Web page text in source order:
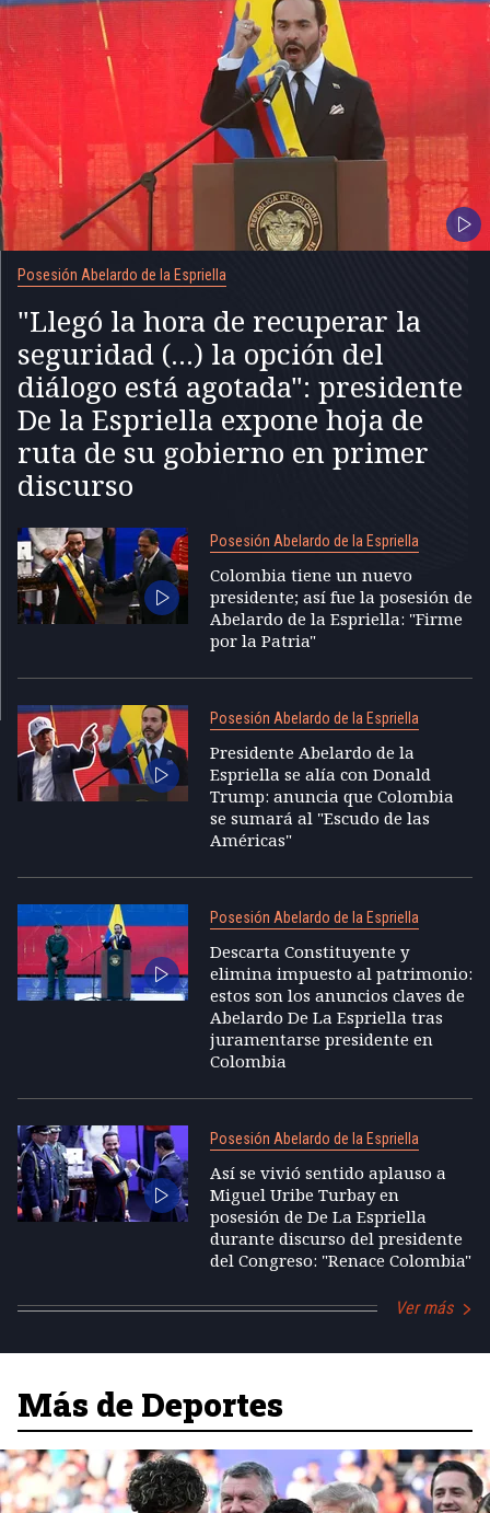
Posesión Abelardo de la Espriella
"Llegó la hora de recuperar la
seguridad (...) la opción del
diálogo está agotada": presidente
De la Espriella expone hoja de
ruta de su gobierno en primer
discurso
Posesión Abelardo de la Espriella
Colombia tiene un nuevo
presidente; así fue la posesión de
Abelardo de la Espriella: "Firme
por la Patria"
Posesión Abelardo de la Espriella
Presidente Abelardo de la
Espriella se alía con Donald
Trump: anuncia que Colombia
se sumará al "Escudo de las
Américas"
Posesión Abelardo de la Espriella
Descarta Constituyente y
elimina impuesto al patrimonio:
estos son los anuncios claves de
Abelardo De La Espriella tras
juramentarse presidente en
Colombia
Posesión Abelardo de la Espriella
Así se vivió sentido aplauso a
Miguel Uribe Turbay en
posesión de De La Espriella
durante discurso del presidente
del Congreso: "Renace Colombia"
Ver más
Más de Deportes